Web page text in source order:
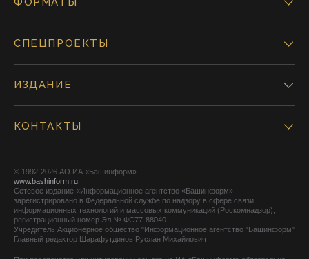
СПЕЦПРОЕКТЫ
ИЗДАНИЕ
КОНТАКТЫ
© 1992-2026 АО ИА «Башинформ».
www.bashinform.ru
Сетевое издание «Информационное агентство «Башинформ»
зарегистрировано в Федеральной службе по надзору в сфере связи,
информационных технологий и массовых коммуникаций (Роскомнадзор),
регистрационный номер Эл № ФС77-88040
Учредитель Акционерное общество "Информационное агентство "Башинформ"
Главный редактор Шарафутдинов Руслан Михайлович